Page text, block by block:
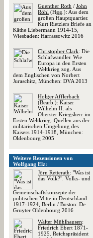
Guenther Roth / John
Röhl (Hgg.): Aus dem
großen Hauptquartier.
Kurt Rietzlers Briefe an
Käthe Liebermann 1914-15,
Wiesbaden: Harrassowitz 2016
Christopher Clark: Die
Schlafwandler. Wie
Europa in den Ersten
Weltkrieg zog. Aus
dem Englischen von Norbert
Juraschitz, München: DVA 2013
Holger Afflerbach
(Bearb.): Kaiser
Wilhelm II. als
Oberster Kriegsherr im
Ersten Weltkrieg. Quellen aus der
militärischen Umgebung des
Kaisers 1914-1918, München:
Oldenbourg 2005
Weitere Rezensionen von
Wolfgang Elz:
Jörn Retterath: "Was ist
das Volk?". Volks- und
Gemeinschaftskonzepte der
politischen Mitte in Deutschland
1917-1924, Berlin / Boston: De
Gruyter Oldenbourg 2016
Walter Mühlhausen:
Friedrich Ebert 1871-
1925. Reichspräsident